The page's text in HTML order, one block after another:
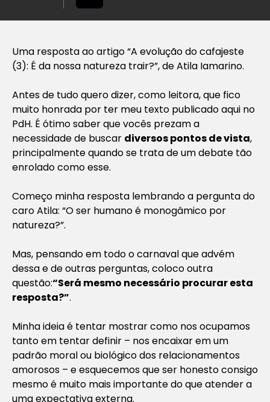
Uma resposta ao artigo “A evolução do cafajeste
(3): É da nossa natureza trair?”, de Atila Iamarino.
Antes de tudo quero dizer, como leitora, que fico
muito honrada por ter meu texto publicado aqui no
PdH. É ótimo saber que vocês prezam a
necessidade de buscar diversos pontos de vista,
principalmente quando se trata de um debate tão
enrolado como esse.
Começo minha resposta lembrando a pergunta do
caro Atila: “O ser humano é monogâmico por
natureza?”.
Mas, pensando em todo o carnaval que advém
dessa e de outras perguntas, coloco outra
questão:“Será mesmo necessário procurar esta
resposta?”.
Minha ideia é tentar mostrar como nos ocupamos
tanto em tentar definir – nos encaixar em um
padrão moral ou biológico dos relacionamentos
amorosos – e esquecemos que ser honesto consigo
mesmo é muito mais importante do que atender a
uma expectativa externa.